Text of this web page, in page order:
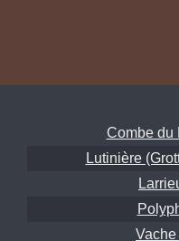
Combe du
Lutinière